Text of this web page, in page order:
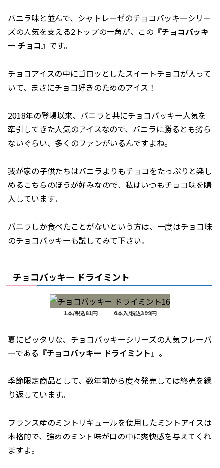
バニラ味と並んで、シャトレーゼのチョコバッキーシリー
ズの人気を支える2トップの一角が、この『チョコバッキ
ー チョコ』です。
チョコアイスの中にゴロッとしたスイートチョコが入って
いて、まさにチョコ好きのためのアイス！
2018年の登場以来、バニラと共にチョコバッキー人気を
牽引してきた人気のアイスなので、バニラに勝るとも劣ら
ないぐらい、多くのファンがいるんですよね。
我が家の子供たちはバニラよりもチョコをたっぷりと楽し
めるこちらのほうが好みなので、私はいつもチョコ味を購
入しています。
バニラしか食べたことがないという方は、一度はチョコ味
のチョコバッキーも試してみて下さい。
チョコバッキー ドライミント
1本/税込81円 6本入/税込399円
夏にピッタリな、チョコバッキーシリーズの人気フレーバ
ーである『チョコバッキー ドライミント 』。
季節限定商品として、数年前から度々発売しては終売を繰
り返しています。
フランス産のミントリキュールを使用したミントアイスは
本格的で、強めのミント味が口の中に爽快感を与えてくれ
ますよ。